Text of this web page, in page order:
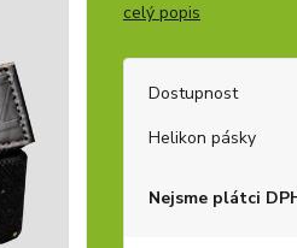
celý popis
Dostupnost
Helikon pásky
Nejsme plátci